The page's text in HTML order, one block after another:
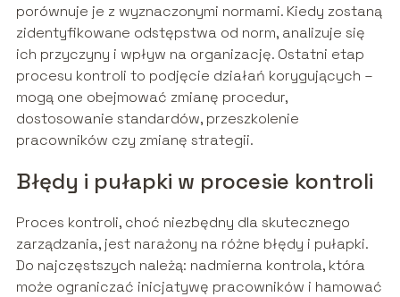
porównuje je z wyznaczonymi normami. Kiedy zostaną
zidentyfikowane odstępstwa od norm, analizuje się
ich przyczyny i wpływ na organizację. Ostatni etap
procesu kontroli to podjęcie działań korygujących –
mogą one obejmować zmianę procedur,
dostosowanie standardów, przeszkolenie
pracowników czy zmianę strategii.
Błędy i pułapki w procesie kontroli
Proces kontroli, choć niezbędny dla skutecznego
zarządzania, jest narażony na różne błędy i pułapki.
Do najczęstszych należą: nadmierna kontrola, która
może ograniczać inicjatywę pracowników i hamować